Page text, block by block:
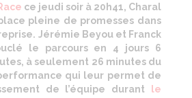
ce jeudi soir à 20h41, Charal
pleine de promesses dans
Jérémie Beyou et Franck
le parcours en 4 jours 6
à seulement 26 minutes du
qui leur permet de
de l’équipe durant le